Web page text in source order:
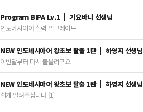
Program BIPA Lv.1
기요바니 선생님
인도네시아어 실력 업그레이드
NEW 인도네시아어 왕초보 탈출 1탄
하영지 선생님
이번달부터 다시 들을려구요
NEW 인도네시아어 왕초보 탈출 1탄
하영지 선생님
쉽게 알려주십니다 [1]